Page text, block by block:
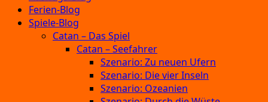
Ferien-Blog
Spiele-Blog
Catan – Das Spiel
Catan – Seefahrer
Szenario: Zu neuen Ufern
Szenario: Die vier Inseln
Szenario: Ozeanien